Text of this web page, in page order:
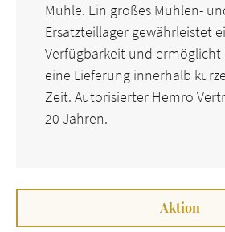
Mühle. Ein großes Mühlen-
Ersatzteillager gewährleistet
Verfügbarkeit und ermöglicht
eine Lieferung innerhalb
Zeit. Autorisierter Hemro
20 Jahren.
Aktion